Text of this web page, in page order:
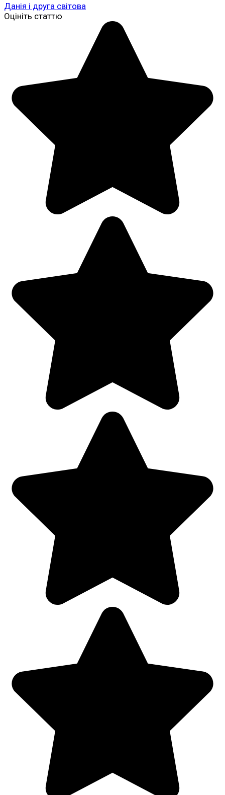
Данія і друга світова
Оцініть статтю